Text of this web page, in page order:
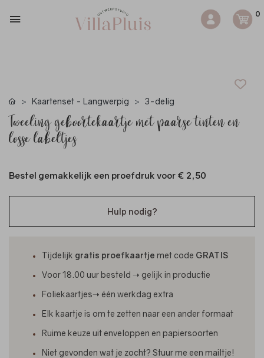
0
Kaartenset - Langwerpig 3-delig
Tweeling geboortekaartje met paarse tinten en
losse labeltjes
Bestel gemakkelijk een proefdruk voor € 2,50
Hulp nodig?
Tijdelijk gratis proefkaartje met code GRATIS
Voor 18.00 uur besteld ➝ gelijk in productie
Foliekaartjes➝ één werkdag extra
Elk kaartje is om te zetten naar een ander formaat
Ruime keuze uit enveloppen en papiersoorten
Niet gevonden wat je zocht? Stuur me een mailtje!